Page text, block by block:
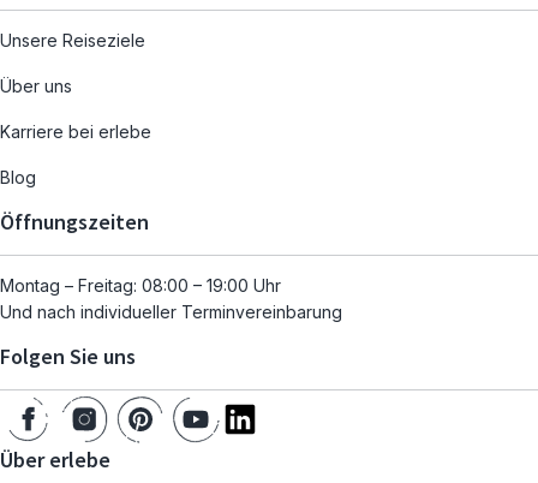
Unsere Reiseziele
Über uns
Karriere bei erlebe
Blog
Öffnungszeiten
Montag – Freitag: 08:00 – 19:00 Uhr
Und nach individueller Terminvereinbarung
Folgen Sie uns
Über erlebe